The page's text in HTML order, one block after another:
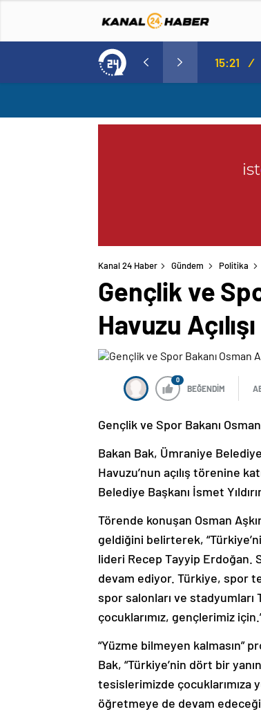
Tam 5 futbolcu…. 15:21 /
Kanal 24 Haber Gündem Politika
Gençlik ve
Havuzu
0
BEĞENDİM
Gençlik ve Spor Bakanı
Bakan Bak, Ümraniye
Havuzu’nun açılış törenine
Belediye Başkanı İsmet
Törende konuşan Osman
geldiğini belirterek,
lideri Recep Tayyip Erdoğan.
devam ediyor. Türkiye, spor
spor salonları ve
çocuklarımız, gençlerimiz
“Yüzme bilmeyen kalmasın”
Bak, “Türkiye’nin dört bir
tesislerimizde
öğretmeye de devam